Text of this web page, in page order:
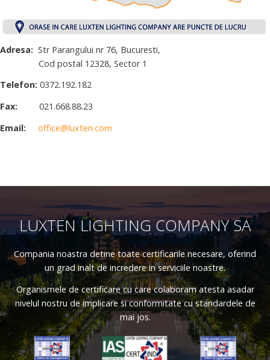
Adresa: Str Parangului nr 76, Bucuresti,
Cod postal 12328, Sector 1
Telefon: 0372.192.182
Fax: 021.668.88.23
Email: office@luxten.com
LUXTEN LIGHTING COMPANY SA
Compania noastra detine toate certificarile necesare, oferind
un grad inalt de incredere in serviciile noastre.
Organismele de certificare cu care colaboram atesta asadar
nivelul nostru de implicare si conformitate cu standardele de
mai jos.